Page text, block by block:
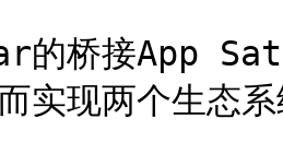
的桥接App
实现两个生态